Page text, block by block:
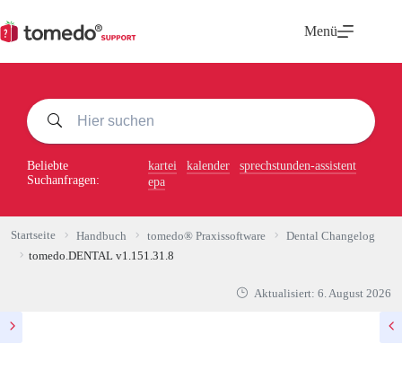
Inhalt
springen
Menü
Beliebte
Suchanfragen:
kartei kalender
sprechstunden-assistent
epa
Startseite Handbuch tomedo® Praxissoftware
Dental Changelog
tomedo.DENTAL v1.151.31.8
Aktualisiert: 6. August 2026